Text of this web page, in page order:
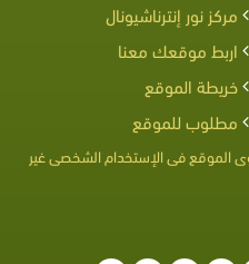
مركز نور إنترناشيونال
اربط موقعك معنا
خريطة الموقع
مطلوب للموقع
الموقع فى الإستخدام الشخصى غير